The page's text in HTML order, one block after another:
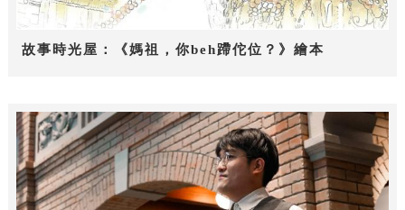
故事時光屋：《媽祖，你beh蹛佗位？》繪本